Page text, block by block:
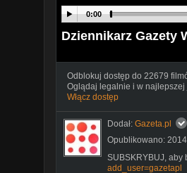
0:00
Dziennikarz Gazety
Odblokuj dostęp do 22679
Oglądaj legalnie i w najlepszej
Włącz dostęp
Dodał: Gazeta.pl
Opublikowano:
SUBSKRYBUJ, aby
add_user=gazetapl